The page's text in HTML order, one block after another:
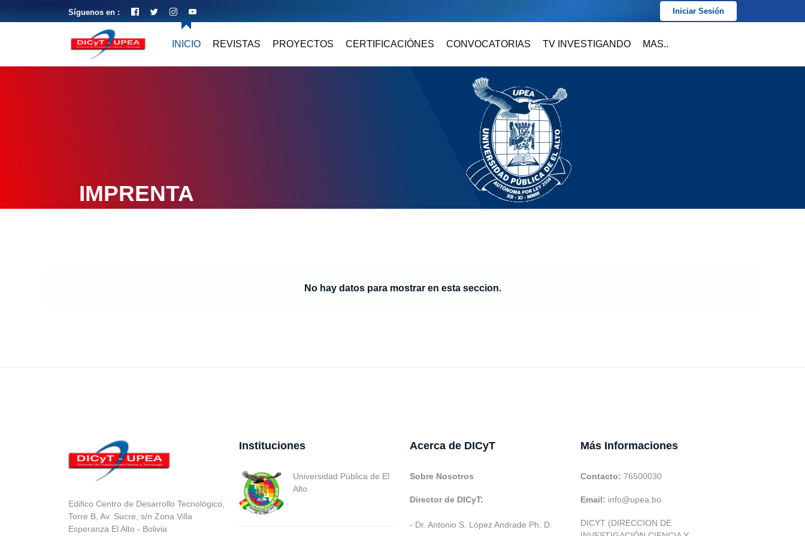
Síguenos en : Iniciar Sesión
INICIO REVISTAS PROYECTOS CERTIFICACIÓNES CONVOCATORIAS TV INVESTIGANDO MAS..
IMPRENTA
No hay datos para mostrar en esta seccion.
Edifico Centro de Desarrollo Tecnológico,
Torre B, Av. Sucre, s/n Zona Villa
Esperanza El Alto - Bolivia
Instituciones
Universidad Pública de El
Alto
Acerca de DICyT
Sobre Nosotros
Director de DICyT:
- Dr. Antonio S. López Andrade Ph. D.
Más Informaciones
Contacto: 76500030
Email: info@upea.bo
DICYT (DIRECCION DE